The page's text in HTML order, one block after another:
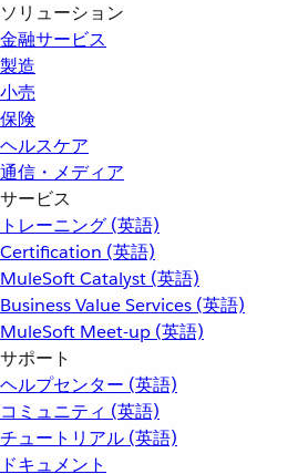
ソリューション
金融サービス
製造
小売
保険
ヘルスケア
通信・メディア
サービス
トレーニング (英語)
Certification (英語)
MuleSoft Catalyst (英語)
Business Value Services (英語)
MuleSoft Meet-up (英語)
サポート
ヘルプセンター (英語)
コミュニティ (英語)
チュートリアル (英語)
ドキュメント